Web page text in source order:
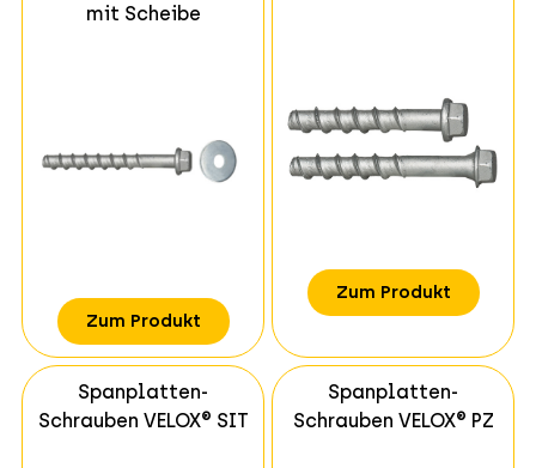
mit Scheibe
Zum Produkt
Zum Produkt
Spanplatten-
Schrauben VELOX® SIT
Spanplatten-
Schrauben VELOX® PZ